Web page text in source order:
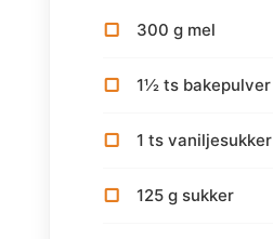
300 g mel
1½ ts bakepulver
1 ts vaniljesukker
125 g sukker